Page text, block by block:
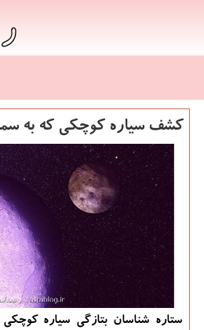
كشف سیاره كوچكی كه به
ستاره شناسان بتازگی سیاره